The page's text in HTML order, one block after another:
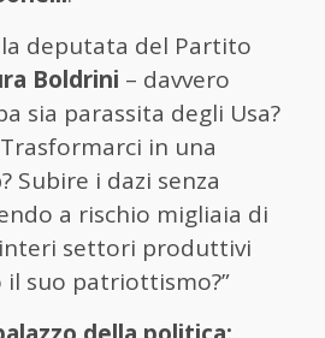
deputata del Partito
Boldrini – davvero
sia parassita degli Usa?
in una
Subire i dazi senza
a rischio migliaia di
settori produttivi
il suo patriottismo?”